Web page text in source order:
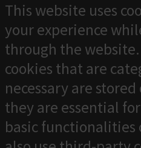
This website uses
your experience
through the
cookies that are
necessary are
they are essential
basic functionalities